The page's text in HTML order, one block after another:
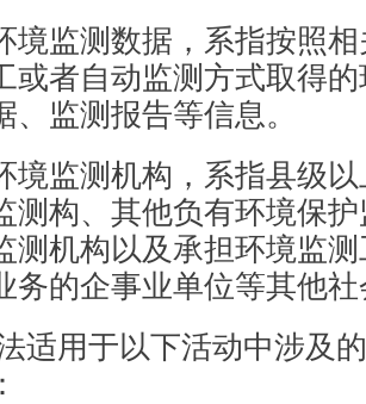
境监测数据，系指按照
或者自动监测方式取得
、监测报告等信息。
境监测机构，系指县级
测构、其他负有环境保
测机构以及承担环境监
务的企事业单位等其他
适用于以下活动中涉及